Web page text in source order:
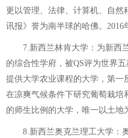
更以管理、法律、计算机、自
讯报》誉为南半球的哈佛。2016
7.新西兰林肯大学：为新西兰
的综合性学府，被QS评为世界
提供大学农业课程的大学，第一
在凉爽气候条件下研究葡萄栽培
的师生比例的大学，唯一以土地
8.新西兰奥克兰理工大学：